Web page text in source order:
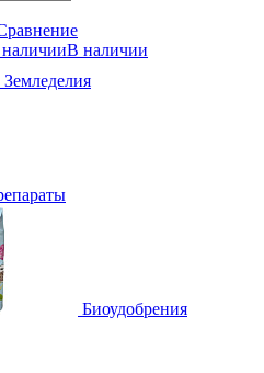
В наличии
Биоудобрения